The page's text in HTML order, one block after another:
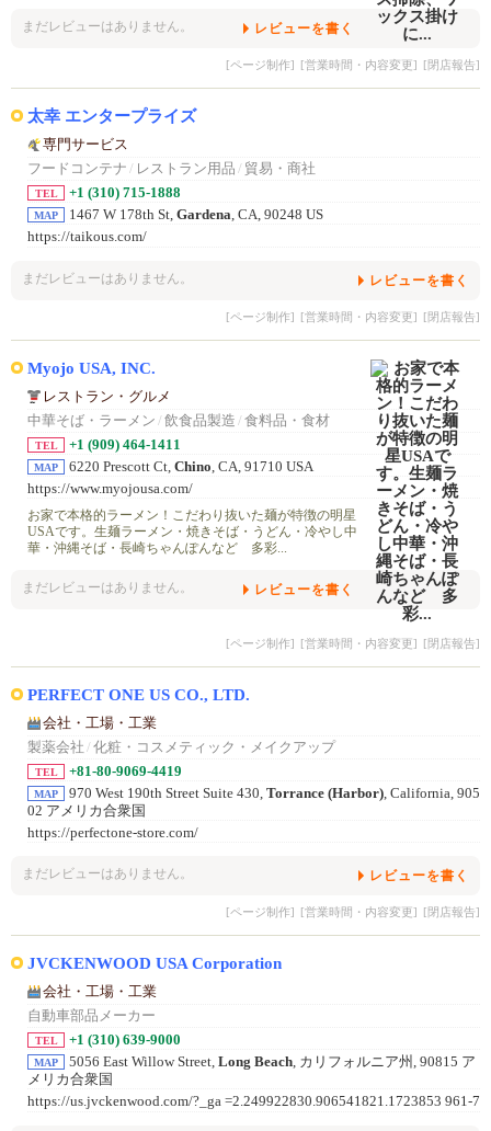
まだレビューはありません。 レビューを書く
[ページ制作] [営業時間・内容変更] [閉店報告]
太幸 エンタープライズ
専門サービス
フードコンテナ / レストラン用品 / 貿易・商社
TEL +1 (310) 715-1888
MAP 1467 W 178th St, Gardena, CA, 90248 US
https://taikous.com/
まだレビューはありません。 レビューを書く
[ページ制作] [営業時間・内容変更] [閉店報告]
Myojo USA, INC.
レストラン・グルメ
中華そば・ラーメン / 飲食品製造 / 食料品・食材
TEL +1 (909) 464-1411
MAP 6220 Prescott Ct, Chino , CA, 91710 USA
https://www.myojousa.com/
お家で本格的ラーメン！こだわり抜いた麺が特徴の明星
USAです。生麺ラーメン・焼きそば・うどん・冷やし中
華・沖縄そば・長崎ちゃんぽんなど 多彩...
まだレビューはありません。 レビューを書く
[ページ制作] [営業時間・内容変更] [閉店報告]
PERFECT ONE US CO., LTD.
会社・工場・工業
製薬会社 / 化粧・コスメティック・メイクアップ
TEL +81-80-9069-4419
MAP 970 West 190th Street Suite 430, Torrance (Harbor) , California, 905
02 アメリカ合衆国
https://perfectone-store.com/
まだレビューはありません。 レビューを書く
[ページ制作] [営業時間・内容変更] [閉店報告]
JVCKENWOOD USA Corporation
会社・工場・工業
自動車部品メーカー
TEL +1 (310) 639-9000
MAP 5056 East Willow Street, Long Beach, カリフォルニア州, 90815 ア
メリカ合衆国
https://us.jvckenwood.com/?_ga =2.249922830.906541821.1723853 961-7